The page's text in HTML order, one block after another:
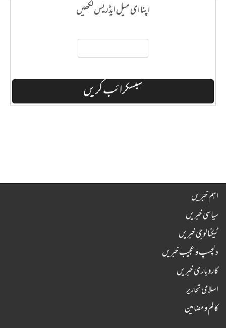
اپنا ای میل ایڈریس لکھیں
اہم خبریں
سیاسی خبریں
ٹیکنالوجی خبریں
دلچسپ و عجیب خبریں
کاروباری خبریں
اسلامی تحاریر
کالم و مضامین